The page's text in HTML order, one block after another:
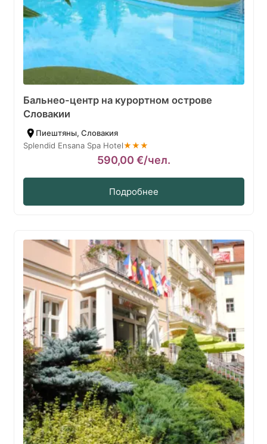
Бальнео-центр на курортном острове
Словакии
Пиештяны, Словакия
Splendid Ensana Spa Hotel★★★
590,00 €/чел.
Подробнее